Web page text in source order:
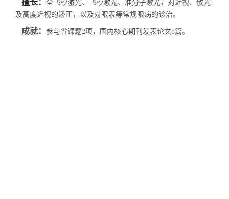
全飞秒激光、飞秒激光、准分子激光，对近视、散光
及高度近视的矫正，以及对眼表等常规眼病的诊治。
成就： 参与省课题2项，国内核心期刊发表论文8篇。